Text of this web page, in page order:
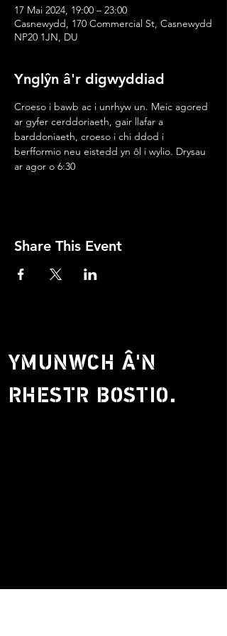
17 Mai 2024, 19:00 – 23:00
Casnewydd, 170 Commercial St, Casnewydd
NP20 1JN, DU
Ynglŷn â'r digwyddiad
Croeso i bawb ac i unrhyw un. Meic agored
ar gyfer cerddoriaeth, gair llafar a
barddoniaeth, croeso i chi ddod i
berfformio neu eistedd yn ôl i wylio. Drysau
ar agor o 6:30
Share This Event
YMUNWCH Â'N
RHESTR BOSTIO.